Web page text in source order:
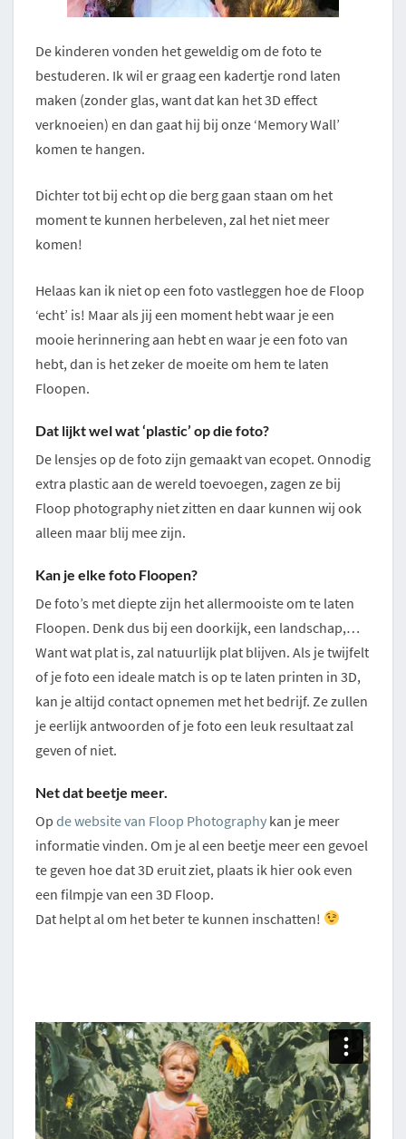
De kinderen vonden het geweldig om de foto te
bestuderen. Ik wil er graag een kadertje rond laten
maken (zonder glas, want dat kan het 3D effect
verknoeien) en dan gaat hij bij onze ‘Memory Wall’
komen te hangen.
Dichter tot bij echt op die berg gaan staan om het
moment te kunnen herbeleven, zal het niet meer
komen!
Helaas kan ik niet op een foto vastleggen hoe de Floop
‘echt’ is! Maar als jij een moment hebt waar je een
mooie herinnering aan hebt en waar je een foto van
hebt, dan is het zeker de moeite om hem te laten
Floopen.
Dat lijkt wel wat ‘plastic’ op die foto?
De lensjes op de foto zijn gemaakt van ecopet. Onnodig
extra plastic aan de wereld toevoegen, zagen ze bij
Floop photography niet zitten en daar kunnen wij ook
alleen maar blij mee zijn.
Kan je elke foto Floopen?
De foto’s met diepte zijn het allermooiste om te laten
Floopen. Denk dus bij een doorkijk, een landschap,…
Want wat plat is, zal natuurlijk plat blijven. Als je twijfelt
of je foto een ideale match is op te laten printen in 3D,
kan je altijd contact opnemen met het bedrijf. Ze zullen
je eerlijk antwoorden of je foto een leuk resultaat zal
geven of niet.
Net dat beetje meer.
Op de website van Floop Photography kan je meer
informatie vinden. Om je al een beetje meer een gevoel
te geven hoe dat 3D eruit ziet, plaats ik hier ook even
een filmpje van een 3D Floop.
Dat helpt al om het beter te kunnen inschatten!